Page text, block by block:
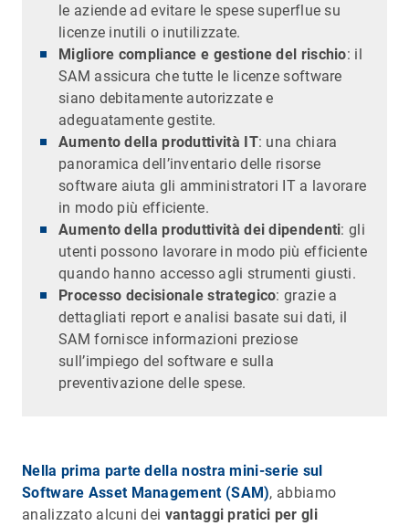
le aziende ad evitare le spese superflue su
licenze inutili o inutilizzate.
Migliore compliance e gestione del rischio: il
SAM assicura che tutte le licenze software
siano debitamente autorizzate e
adeguatamente gestite.
Aumento della produttività IT: una chiara
panoramica dell’inventario delle risorse
software aiuta gli amministratori IT a lavorare
in modo più efficiente.
Aumento della produttività dei dipendenti: gli
utenti possono lavorare in modo più efficiente
quando hanno accesso agli strumenti giusti.
Processo decisionale strategico: grazie a
dettagliati report e analisi basate sui dati, il
SAM fornisce informazioni preziose
sull’impiego del software e sulla
preventivazione delle spese.
Nella prima parte della nostra mini-serie sul
Software Asset Management (SAM), abbiamo
analizzato alcuni dei vantaggi pratici per gli